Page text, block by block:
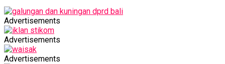
Advertisements
Advertisements
Advertisements